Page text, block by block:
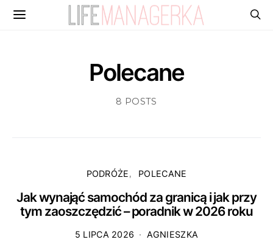
Polecane
8 POSTS
PODRÓŻE POLECANE
Jak wynająć samochód za granicą i jak przy
tym zaoszczędzić – poradnik w 2026 roku
5 LIPCA 2026 AGNIESZKA